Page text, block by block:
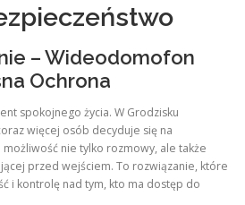
– Wideodomofon
Ochrona
spokojnego życia. W Grodzisku
więcej osób decyduje się na
możliwość nie tylko rozmowy, ale także
przed wejściem. To rozwiązanie, które
i kontrolę nad tym, kto ma dostęp do